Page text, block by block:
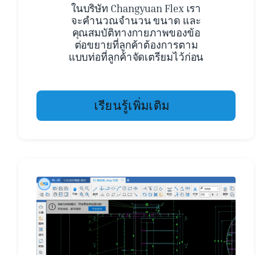
ในบริษัท Changyuan Flex เรา
จะคำนวณจำนวน ขนาด และ
คุณสมบัติทางกายภาพของข้อ
ต่อขยายที่ลูกค้าต้องการตาม
แบบท่อที่ลูกค้าจัดเตรียมไว้ก่อน
เรียนรู้เพิ่มเติม